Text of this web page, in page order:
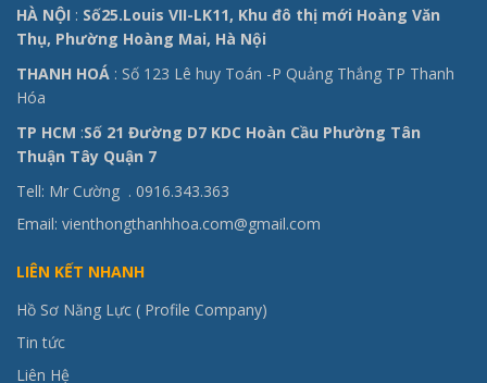
HÀ NỘI : Số25.Louis VII-LK11, Khu đô thị mới Hoàng Văn
Thụ, Phường Hoàng Mai, Hà Nội
THANH HOÁ : Số 123 Lê huy Toán -P Quảng Thắng TP Thanh
Hóa
TP HCM :Số 21 Đường D7 KDC Hoàn Cầu Phường Tân
Thuận Tây Quận 7
Tell: Mr Cường . 0916.343.363
Email: vienthongthanhhoa.com@gmail.com
LIÊN KẾT NHANH
Hồ Sơ Năng Lực ( Profile Company)
Tin tức
Liên Hệ